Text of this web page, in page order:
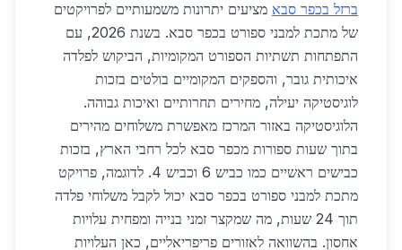
ברזל בכפר סבא מציעים יתרונות משמעותיים לפרויקטים
של מתכת למבני ספורט בכפר סבא. בשנת 2026, עם
התפתחות תשתיות הספורט המקומיות, הביקוש לפלדה
איכותית גובר, והספקים המקומיים בולטים בזכות
לוגיסטיקה יעילה, מחירים תחרותיים ואיכות גבוהה.
הלוגיסטיקה באזור המרכז מאפשרת משלוחים מהירים
בתוך שעות ספורות מכפר סבא לכל רחבי הארץ, בזכות
כבישים ראשיים כמו כביש 6 וכביש 4. לדוגמה, פרויקט
מתכת למבני ספורט בכפר סבא יכול לקבל משלוחי פלדה
תוך 24 שעות, מה שמקצר זמני בנייה ומפחית עלויות
אחסון. בהשוואה לאזורים פריפריאליים, כאן העלויות